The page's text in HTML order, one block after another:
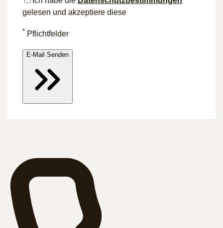
gelesen und akzeptiere diese
* Pflichtfelder
E-Mail Senden